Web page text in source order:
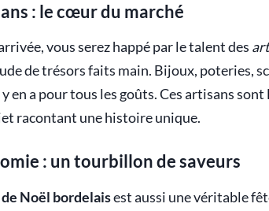
: le cœur du marché
vous serez happé par le talent des
de trésors faits main. Bijoux, poteries,
en a pour tous les goûts. Ces artisans
racontant une histoire unique.
: un tourbillon de saveurs
Noël bordelaisest aussi une véritable